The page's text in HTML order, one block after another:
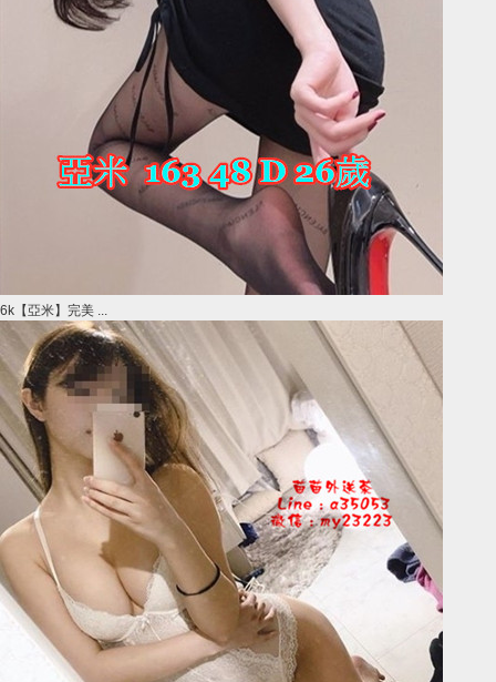
6k【亞米】完美 ...